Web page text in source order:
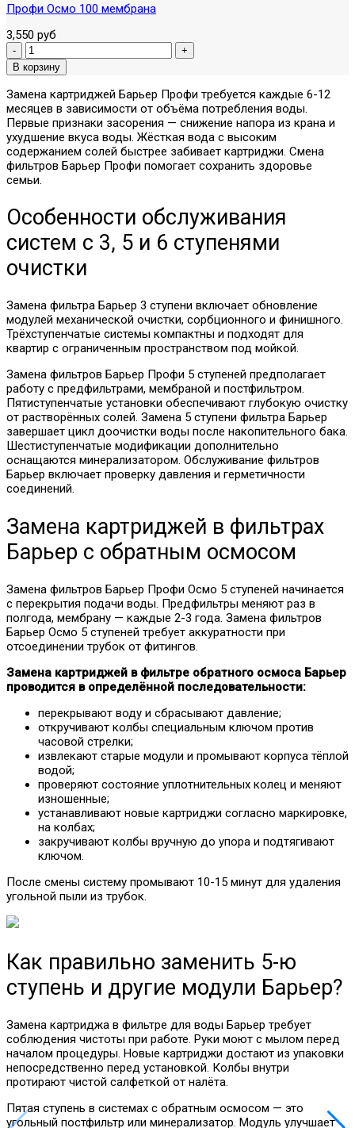
Профи Осмо 100 мембрана
3,550 руб
Замена картриджей Барьер Профи требуется каждые 6-12
месяцев в зависимости от объёма потребления воды.
Первые признаки засорения — снижение напора из крана и
ухудшение вкуса воды. Жёсткая вода с высоким
содержанием солей быстрее забивает картриджи. Смена
фильтров Барьер Профи помогает сохранить здоровье
семьи.
Особенности обслуживания
систем с 3, 5 и 6 ступенями
очистки
Замена фильтра Барьер 3 ступени включает обновление
модулей механической очистки, сорбционного и финишного.
Трёхступенчатые системы компактны и подходят для
квартир с ограниченным пространством под мойкой.
Замена фильтров Барьер Профи 5 ступеней предполагает
работу с предфильтрами, мембраной и постфильтром.
Пятиступенчатые установки обеспечивают глубокую очистку
от растворённых солей. Замена 5 ступени фильтра Барьер
завершает цикл доочистки воды после накопительного бака.
Шестиступенчатые модификации дополнительно
оснащаются минерализатором. Обслуживание фильтров
Барьер включает проверку давления и герметичности
соединений.
Замена картриджей в фильтрах
Барьер с обратным осмосом
Замена фильтров Барьер Профи Осмо 5 ступеней начинается
с перекрытия подачи воды. Предфильтры меняют раз в
полгода, мембрану — каждые 2-3 года. Замена фильтров
Барьер Осмо 5 ступеней требует аккуратности при
отсоединении трубок от фитингов.
Замена картриджей в фильтре обратного осмоса Барьер
проводится в определённой последовательности:
перекрывают воду и сбрасывают давление;
откручивают колбы специальным ключом против
часовой стрелки;
извлекают старые модули и промывают корпуса тёплой
водой;
проверяют состояние уплотнительных колец и меняют
изношенные;
устанавливают новые картриджи согласно маркировке,
на колбах;
закручивают колбы вручную до упора и подтягивают
ключом.
После смены систему промывают 10-15 минут для удаления
угольной пыли из трубок.
Как правильно заменить 5-ю
ступень и другие модули Барьер?
Замена картриджа в фильтре для воды Барьер требует
соблюдения чистоты при работе. Руки моют с мылом перед
началом процедуры. Новые картриджи достают из упаковки
непосредственно перед установкой. Колбы внутри
протирают чистой салфеткой от налёта.
Пятая ступень в системах с обратным осмосом — это
угольный постфильтр или минерализатор. Модуль улучшает